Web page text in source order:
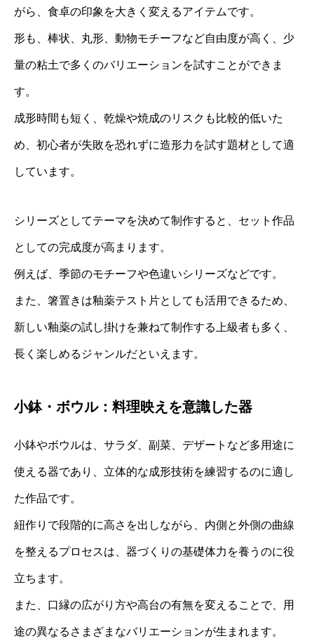
がら、食卓の印象を大きく変えるアイテムです。
形も、棒状、丸形、動物モチーフなど自由度が高く、少
量の粘土で多くのバリエーションを試すことができま
す。
成形時間も短く、乾燥や焼成のリスクも比較的低いた
め、初心者が失敗を恐れずに造形力を試す題材として適
しています。
シリーズとしてテーマを決めて制作すると、セット作品
としての完成度が高まります。
例えば、季節のモチーフや色違いシリーズなどです。
また、箸置きは釉薬テスト片としても活用できるため、
新しい釉薬の試し掛けを兼ねて制作する上級者も多く、
長く楽しめるジャンルだといえます。
小鉢・ボウル：料理映えを意識した器
小鉢やボウルは、サラダ、副菜、デザートなど多用途に
使える器であり、立体的な成形技術を練習するのに適し
た作品です。
紐作りで段階的に高さを出しながら、内側と外側の曲線
を整えるプロセスは、器づくりの基礎体力を養うのに役
立ちます。
また、口縁の広がり方や高台の有無を変えることで、用
途の異なるさまざまなバリエーションが生まれます。